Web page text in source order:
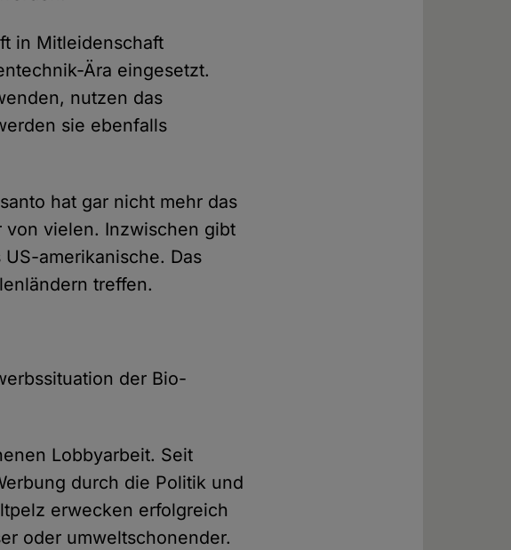
in Mitleidenschaft
Ära eingesetzt.
nutzen das
sie ebenfalls
hat gar nicht mehr das
vielen. Inzwischen gibt
amerikanische. Das
treffen.
der Bio-
Lobbyarbeit. Seit
durch die Politik und
erwecken erfolgreich
oder umweltschonender.